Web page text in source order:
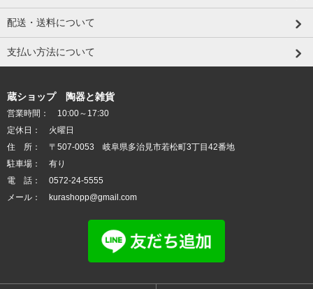
配送・送料について
支払い方法について
蔵ショップ 陶器と雑貨
営業時間： 10:00～17:30
定休日： 火曜日
住 所： 〒507-0053 岐阜県多治見市若松町3丁目42番地
駐車場： 有り
電 話： 0572-24-5555
メール： kurashopp@gmail.com